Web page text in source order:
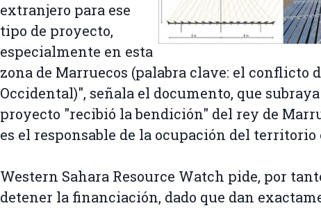
extranjero para ese
tipo de proyecto,
especialmente en esta
zona de Marruecos (palabra clave: el conflicto
Occidental)", señala el documento, que
proyecto "recibió la bendición" del rey de
es el responsable de la ocupación del territorio
Western Sahara Resource Watch pide, por
detener la financiación, dado que dan